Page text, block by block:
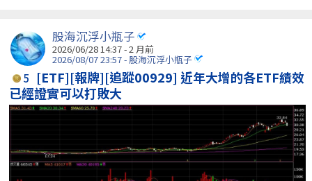
股海沉浮小瓶子
2026/06/28 14:37 - 2 月前
2026/08/07 23:57 - 股海沉浮小瓶子
5
[ETF][報牌][追蹤00929] 近年大增的各ETF績效
已經證實可以打敗大